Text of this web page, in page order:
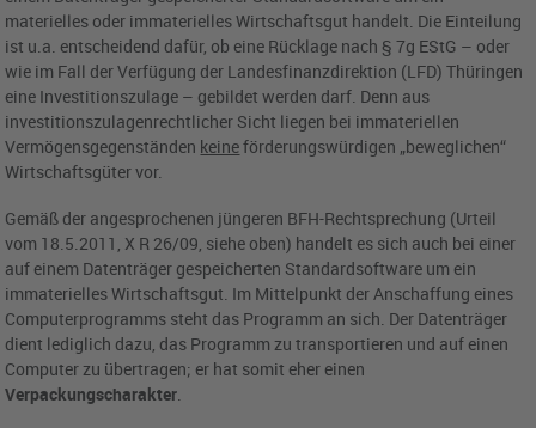
materielles oder immaterielles Wirtschaftsgut handelt. Die Einteilung
ist u.a. entscheidend dafür, ob eine Rücklage nach § 7g EStG – oder
wie im Fall der Verfügung der Landesfinanzdirektion (LFD) Thüringen
eine Investitionszulage – gebildet werden darf. Denn aus
investitionszulagenrechtlicher Sicht liegen bei immateriellen
Vermögensgegenständen keineförderungswürdigen „beweglichen“
Wirtschaftsgüter vor.
Gemäß der angesprochenen jüngeren BFH-Rechtsprechung (Urteil
vom 18.5.2011, X R 26/09, siehe oben) handelt es sich auch bei einer
auf einem Datenträger gespeicherten Standardsoftware um ein
immaterielles Wirtschaftsgut. Im Mittelpunkt der Anschaffung eines
Computerprogramms steht das Programm an sich. Der Datenträger
dient lediglich dazu, das Programm zu transportieren und auf einen
Computer zu übertragen; er hat somit eher einen
Verpackungscharakter.